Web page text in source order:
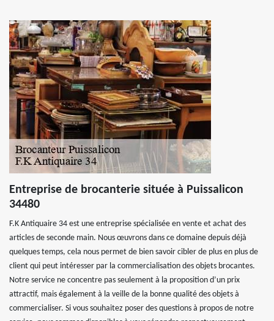
Entreprise de brocanterie située à Puissalicon
34480
F.K Antiquaire 34 est une entreprise spécialisée en vente et achat des
articles de seconde main. Nous œuvrons dans ce domaine depuis déjà
quelques temps, cela nous permet de bien savoir cibler de plus en plus de
client qui peut intéresser par la commercialisation des objets brocantes.
Notre service ne concentre pas seulement à la proposition d’un prix
attractif, mais également à la veille de la bonne qualité des objets à
commercialiser. Si vous souhaitez poser des questions à propos de notre